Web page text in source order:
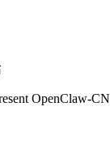
OpenClaw-CN